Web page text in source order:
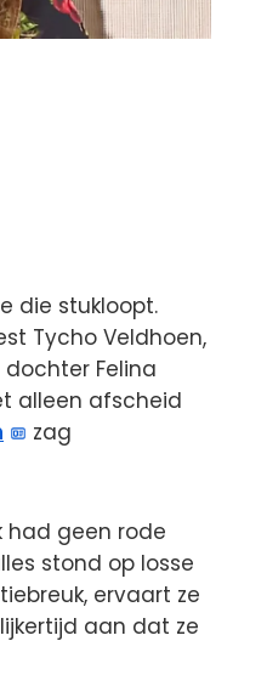
die stukloopt.
Tycho Veldhoen,
Felina
alleen afscheid
zag
had geen rode
stond op losse
ervaart ze
aan dat ze